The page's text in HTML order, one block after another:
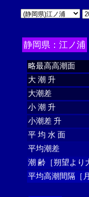
静岡県：江ノ浦
略最高高潮面
大 潮 升
大潮差
小 潮 升
小潮差 升
平 均 水 面
平均潮差
潮 齢［朔望より
平均高潮間隔［